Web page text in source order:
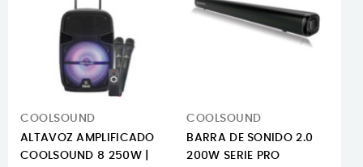
COOLSOUND
ALTAVOZ AMPLIFICADO
COOLSOUND 8 250W |
COOLSOUND
BARRA DE SONIDO 2.0
200W SERIE PRO